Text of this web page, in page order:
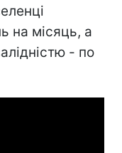
на місяць, а
- по